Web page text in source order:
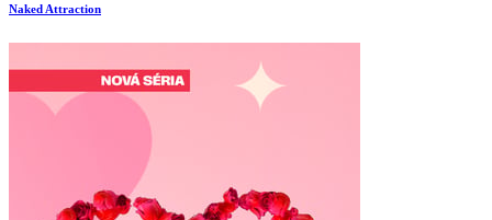
Naked Attraction